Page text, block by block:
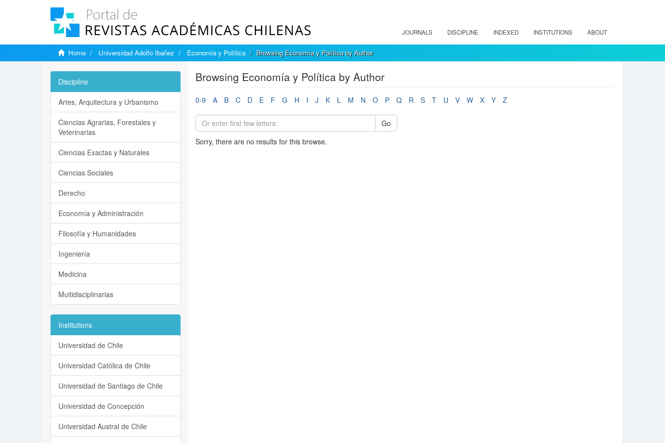
JOURNALS DISCIPLINE INDEXED INSTITUTIONS ABOUT
Home Universidad Adolfo Ibañez Economía y Política Browsing Economía y Política by Author
Browsing Economía y Política by Author
0-9 A B C D E F G H I J K L M N O P Q R S T U V W X Y Z
Go
Sorry, there are no results for this browse.
Discipline
Artes, Arquitectura y Urbanismo
Ciencias Agrarias, Forestales y
Veterinarias
Ciencias Exactas y Naturales
Ciencias Sociales
Derecho
Economía y Administración
Filosofía y Humanidades
Ingeniería
Medicina
Multidisciplinarias
Institutions
Universidad de Chile
Universidad Católica de Chile
Universidad de Santiago de Chile
Universidad de Concepción
Universidad Austral de Chile